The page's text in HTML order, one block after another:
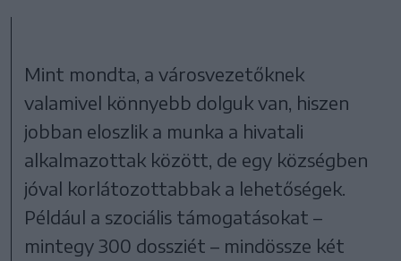
Mint mondta, a városvezetőknek
valamivel könnyebb dolguk van, hiszen
jobban eloszlik a munka a hivatali
alkalmazottak között, de egy községben
jóval korlátozottabbak a lehetőségek.
Például a szociális támogatásokat –
mintegy 300 dossziét – mindössze két